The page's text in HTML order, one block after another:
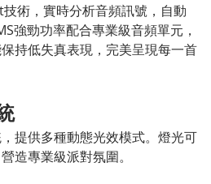
術，實時分析音頻訊號，自動
強勁功率配合專業級音頻單元，
持低失真表現，完美呈現每一首
提供多種動態光效模式。燈光可
造專業級派對氛圍。